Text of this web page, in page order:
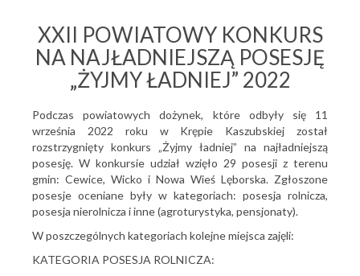
XXII POWIATOWY KONKURS
NA NAJŁADNIEJSZĄ POSESJĘ
„ŻYJMY ŁADNIEJ” 2022
Podczas powiatowych dożynek, które odbyły się 11
września 2022 roku w Krępie Kaszubskiej został
rozstrzygnięty konkurs „Żyjmy ładniej” na najładniejszą
posesję. W konkursie udział wzięło 29 posesji z terenu
gmin: Cewice, Wicko i Nowa Wieś Lęborska. Zgłoszone
posesje oceniane były w kategoriach: posesja rolnicza,
posesja nierolnicza i inne (agroturystyka, pensjonaty).
W poszczególnych kategoriach kolejne miejsca zajęli:
KATEGORIA POSESJA ROLNICZA: